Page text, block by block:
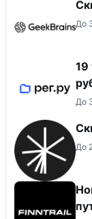
До
19
До
До